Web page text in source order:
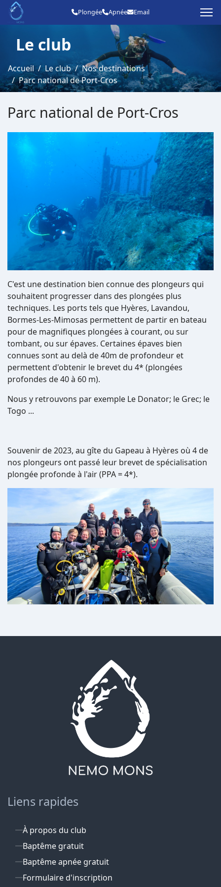
Plongée Apnée
Le club
Accueil Le club
Nos destinations
Parc national de Port-Cros
Parc national de Port-Cros
C'est une destination bien connue des plongeurs qui
souhaitent progresser dans des plongées plus
techniques. Les ports tels que Hyères, Lavandou,
Bormes-Les-Mimosas permettent de partir en bateau
pour de magnifiques plongées à courant, ou sur
tombant, ou sur épaves. Certaines épaves bien
connues sont au delà de 40m de profondeur et
permettent d'obtenir le brevet du 4* (plongées
profondes de 40 à 60 m).
Nous y retrouvons par exemple Le Donator; le Grec; le
Togo ...
Souvenir de 2023, au gîte du Gapeau à Hyères où 4 de
nos plongeurs ont passé leur brevet de spécialisation
plongée profonde à l'air (PPA = 4*).
Liens rapides
À propos du club
Baptême gratuit
Baptême apnée gratuit
Formulaire d'inscription